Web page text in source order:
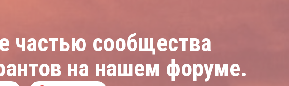
частью сообщества
на нашем форуме.